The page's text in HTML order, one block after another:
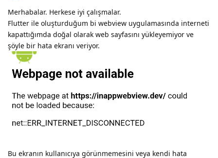
Merhabalar. Herkese iyi çalışmalar.
Flutter ile oluşturduğum bi webview uygulamasında interneti
kapattığımda doğal olarak web sayfasını yükleyemiyor ve
şöyle bir hata ekranı veriyor.
Bu ekranın kullanıcıya görünmemesini veya kendi hata